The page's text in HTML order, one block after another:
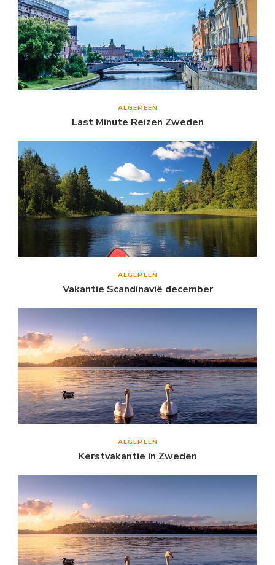
ALGEMEEN
Last Minute Reizen Zweden
ALGEMEEN
Vakantie Scandinavië december
ALGEMEEN
Kerstvakantie in Zweden